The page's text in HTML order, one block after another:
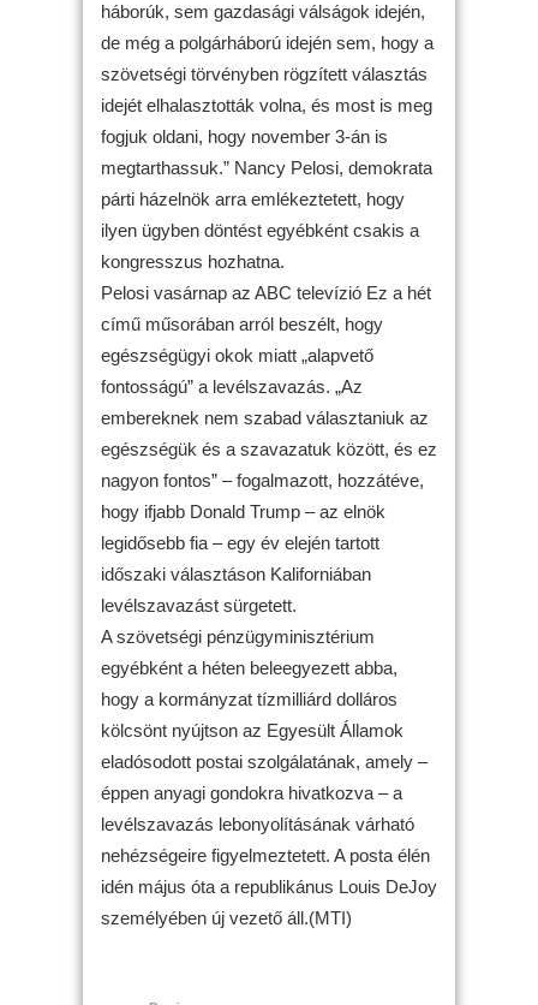
háborúk, sem gazdasági válságok idején,
de még a polgárháború idején sem, hogy a
szövetségi törvényben rögzített választás
idejét elhalasztották volna, és most is meg
fogjuk oldani, hogy november 3-án is
megtarthassuk.” Nancy Pelosi, demokrata
párti házelnök arra emlékeztetett, hogy
ilyen ügyben döntést egyébként csakis a
kongresszus hozhatna.
Pelosi vasárnap az ABC televízió Ez a hét
című műsorában arról beszélt, hogy
egészségügyi okok miatt „alapvető
fontosságú” a levélszavazás. „Az
embereknek nem szabad választaniuk az
egészségük és a szavazatuk között, és ez
nagyon fontos” – fogalmazott, hozzátéve,
hogy ifjabb Donald Trump – az elnök
legidősebb fia – egy év elején tartott
időszaki választáson Kaliforniában
levélszavazást sürgetett.
A szövetségi pénzügyminisztérium
egyébként a héten beleegyezett abba,
hogy a kormányzat tízmilliárd dolláros
kölcsönt nyújtson az Egyesült Államok
eladósodott postai szolgálatának, amely –
éppen anyagi gondokra hivatkozva – a
levélszavazás lebonyolításának várható
nehézségeire figyelmeztetett. A posta élén
idén május óta a republikánus Louis DeJoy
személyében új vezető áll.(MTI)